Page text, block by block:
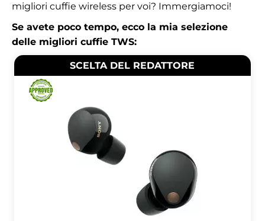
migliori cuffie wireless per voi? Immergiamoci!
Se avete poco tempo, ecco la mia selezione
delle migliori cuffie TWS:
SCELTA DEL REDATTORE